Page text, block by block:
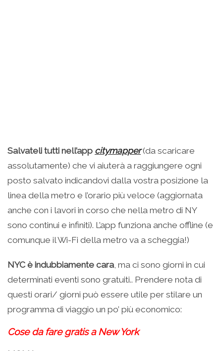
Salvateli tutti nell’app citymapper(da scaricare
assolutamente) che vi aiuterà a raggiungere ogni
posto salvato indicandovi dalla vostra posizione la
linea della metro e l’orario più veloce (aggiornata
anche con i lavori in corso che nella metro di NY
sono continui e infiniti). L’app funziona anche offline (e
comunque il Wi-Fi della metro va a scheggia!)
NYC è indubbiamente cara, ma ci sono giorni in cui
determinati eventi sono gratuiti.. Prendere nota di
questi orari/ giorni può essere utile per stilare un
programma di viaggio un po’ più economico:
Cose da fare gratis a New York